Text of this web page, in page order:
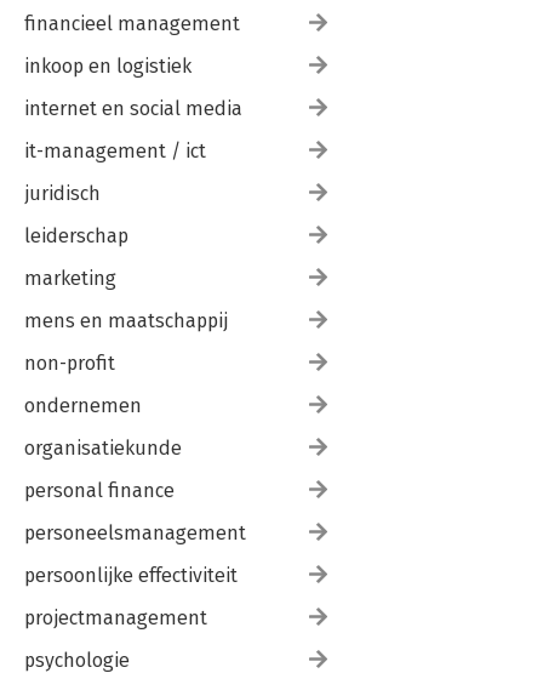
financieel management
inkoop en logistiek
internet en social media
it-management / ict
juridisch
leiderschap
marketing
mens en maatschappij
non-profit
ondernemen
organisatiekunde
personal finance
personeelsmanagement
persoonlijke effectiviteit
projectmanagement
psychologie